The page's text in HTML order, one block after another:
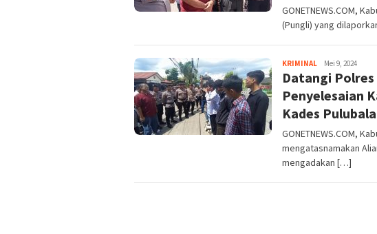
GONETNEWS.COM,
(Pungli) yang
KRIMINAL gonet
indonesia
Mei 9, 2024
Datangi Polres
Penyelesaian
Kades Pulubala
GONETNEWS.COM,
mengatasnamakan
mengadakan […]